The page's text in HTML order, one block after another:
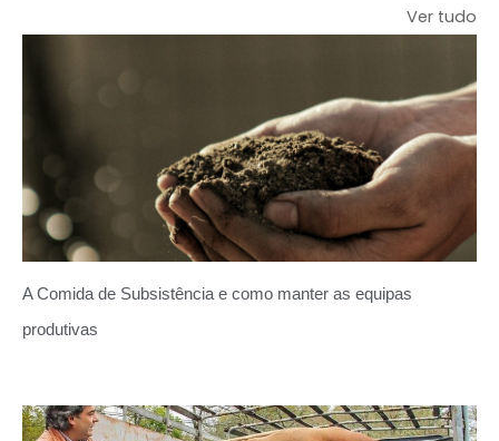
Ver tudo
A Comida de Subsistência e como manter as equipas
produtivas